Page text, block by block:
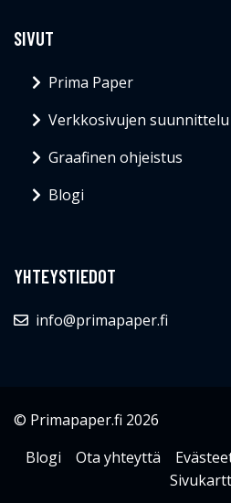
SIVUT
Prima Paper
Verkkosivujen suunnittelu
Graafinen ohjeistus
Blogi
YHTEYSTIEDOT
info@primapaper.fi
© Primapaper.fi 2026
Blogi
Ota yhteyttä